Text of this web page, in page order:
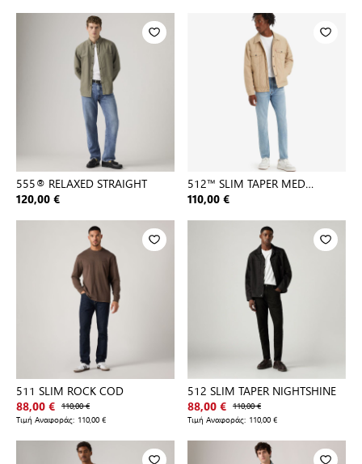
555® RELAXED STRAIGHT
120,00 €
512™ SLIM TAPER MED
INDIGO - WORN IN
110,00 €
511 SLIM ROCK COD
88,00 € 110,00 €
Τιμή Αναφοράς: 110,00 €
512 SLIM TAPER NIGHTSHINE
88,00 € 110,00 €
Τιμή Αναφοράς: 110,00 €